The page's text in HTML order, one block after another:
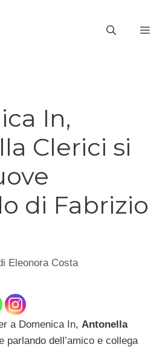
In,
Clerici si
di Fabrizio
Eleonora Costa
a Domenica In, Antonella
parlando dell’amico e collega